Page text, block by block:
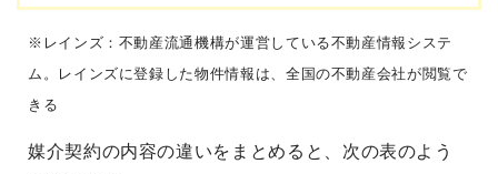
※レインズ：不動産流通機構が運営している不動産情報システ
ム。レインズに登録した物件情報は、全国の不動産会社が閲覧で
きる
媒介契約の内容の違いをまとめると、次の表のよう